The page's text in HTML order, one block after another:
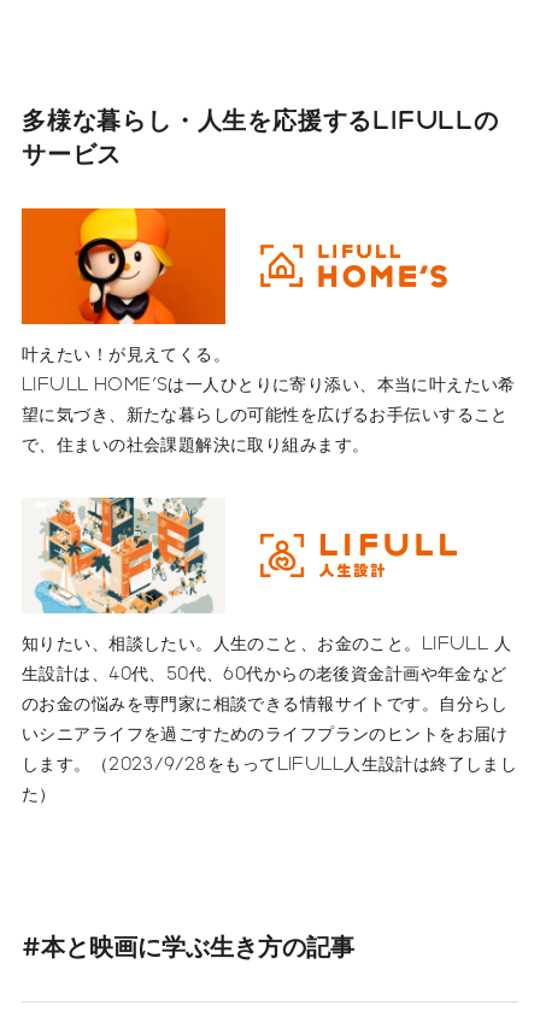
多様な暮らし・人生を応援するLIFULLの
サービス
叶えたい！が見えてくる。
LIFULL HOME'Sは一人ひとりに寄り添い、本当に叶えたい希
望に気づき、新たな暮らしの可能性を広げるお手伝いすること
で、住まいの社会課題解決に取り組みます。
知りたい、相談したい。人生のこと、お金のこと。LIFULL 人
生設計は、40代、50代、60代からの老後資金計画や年金など
のお金の悩みを専門家に相談できる情報サイトです。自分らし
いシニアライフを過ごすためのライフプランのヒントをお届け
します。（2023/9/28をもってLIFULL人生設計は終了しまし
た）
#本と映画に学ぶ生き方の記事